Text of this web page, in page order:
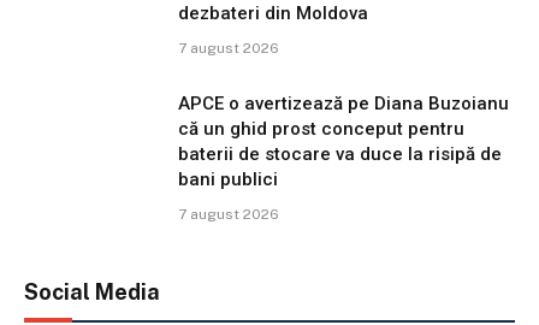
dezbateri din Moldova
7 august 2026
APCE o avertizează pe Diana Buzoianu
că un ghid prost conceput pentru
baterii de stocare va duce la risipă de
bani publici
7 august 2026
Social Media